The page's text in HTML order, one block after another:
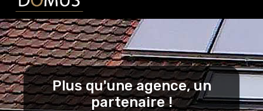
Plus qu'une agence, un
partenaire !